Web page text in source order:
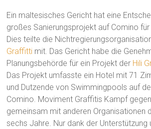
Ein maltesisches Gericht hat eine
großes Sanierungsprojekt auf Comino für
Dies teilte die
Graffitti mit. Das Gericht habe die
Planungsbehörde für ein Projekt der Hili
Das Projekt umfasste ein Hotel mit 71
und Dutzende von Swimmingpools auf
Comino. Moviment Graffitis Kampf
gemeinsam mit anderen Organisationen
sechs Jahre. Nur dank der Unterstützung